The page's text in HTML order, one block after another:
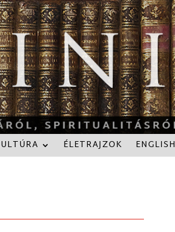
ÉLETRAJZOK ENGLISH